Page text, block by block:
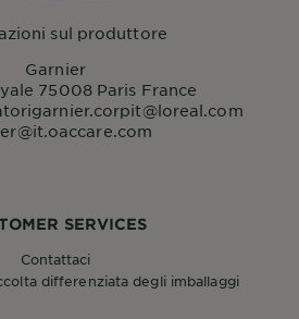
SERVICES
Contattaci
differenziata degli imballaggi
sul produttore
Garnier
75008 Paris France